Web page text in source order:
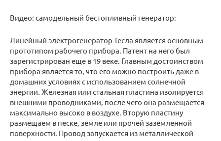
Видео: самодельный бестопливный генератор:
Линейный электрогенератор Тесла является основным
прототипом рабочего прибора. Патент на него был
зарегистрирован еще в 19 веке. Главным достоинством
прибора является то, что его можно построить даже в
домашних условиях с использованием солнечной
энергии. Железная или стальная пластина изолируется
внешними проводниками, после чего она размещается
максимально высоко в воздухе. Вторую пластину
размещаем в песке, земле или прочей заземленной
поверхности. Провод запускается из металлической